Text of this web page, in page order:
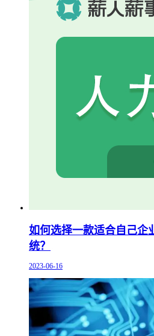
如何选择一款适合自己企
统？
2023-06-16